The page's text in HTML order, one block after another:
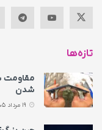
تازه‌ها
شدن